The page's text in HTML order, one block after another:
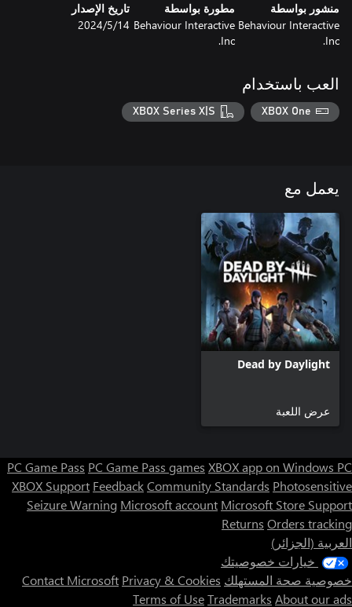
منشور بواسطة
Behaviour Interactive
Inc.
مطورة بواسطة
Behaviour Interactive
Inc.
تاريخ الإصدار
14‏/5‏/2024
العب باستخدام
XBOX One
XBOX Series X|S
يعمل مع
Dead by Daylight
عرض اللعبة
PC Game Pass PC Game Pass games XBOX app on Windows PC
XBOX Support FeedbackCommunity Standards Photosensitive
Seizure Warning Microsoft account Microsoft Store Support
Returns Orders tracking
العربية (الجزائر)
خيارات خصوصيتك
خصوصية صحة المستهلك
Contact Microsoft Privacy & Cookies
Terms of UseTrademarks About our ads